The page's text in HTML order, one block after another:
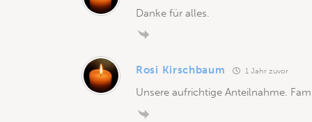
Danke für alles.
Rosi Kirschbaum 1 Jahr zuvor
Unsere aufrichtige Anteilnahme.